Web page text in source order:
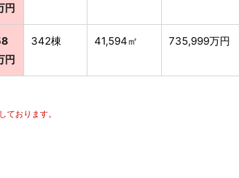
円
円
342棟 41,594㎡ 735,999万円
おります。